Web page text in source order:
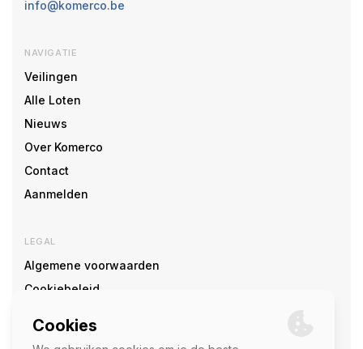
info@komerco.be
NAVIGATIE
Veilingen
Alle Loten
Nieuws
Over Komerco
Contact
Aanmelden
LEGAL
Algemene voorwaarden
Cookiebeleid